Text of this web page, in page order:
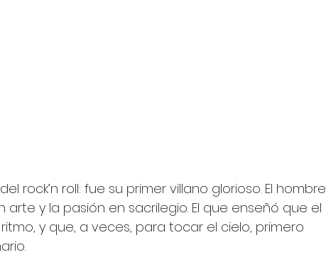
rock’n roll: fue su primer villano glorioso. El hombre
y la pasión en sacrilegio. El que enseñó que el
y que, a veces, para tocar el cielo, primero